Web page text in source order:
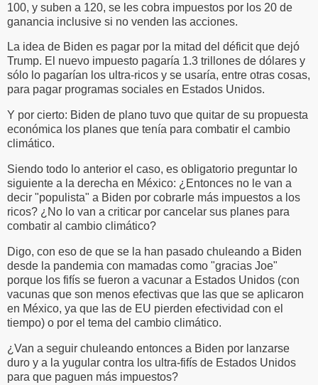
100, y suben a 120, se les cobra impuestos por los 20 de
ganancia inclusive si no venden las acciones.
La idea de Biden es pagar por la mitad del déficit que dejó
Trump. El nuevo impuesto pagaría 1.3 trillones de dólares y
sólo lo pagarían los ultra-ricos y se usaría, entre otras cosas,
para pagar programas sociales en Estados Unidos.
Y por cierto: Biden de plano tuvo que quitar de su propuesta
económica los planes que tenía para combatir el cambio
climático.
Siendo todo lo anterior el caso, es obligatorio preguntar lo
siguiente a la derecha en México: ¿Entonces no le van a
decir "populista" a Biden por cobrarle más impuestos a los
ricos? ¿No lo van a criticar por cancelar sus planes para
combatir al cambio climático?
Digo, con eso de que se la han pasado chuleando a Biden
desde la pandemia con mamadas como "gracias Joe"
porque los fifís se fueron a vacunar a Estados Unidos (con
vacunas que son menos efectivas que las que se aplicaron
en México, ya que las de EU pierden efectividad con el
tiempo) o por el tema del cambio climático.
¿Van a seguir chuleando entonces a Biden por lanzarse
duro y a la yugular contra los ultra-fifís de Estados Unidos
para que paguen más impuestos?